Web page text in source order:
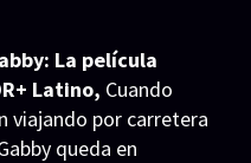
Series 4K HDR
2160p 4K SDR
La película
Latino, Cuando
viajando por carretera
queda en